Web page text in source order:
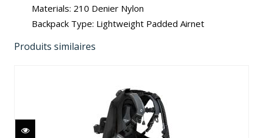
Materials: 210 Denier Nylon
Backpack Type: Lightweight Padded Airnet
Produits similaires
Odyssey BCD